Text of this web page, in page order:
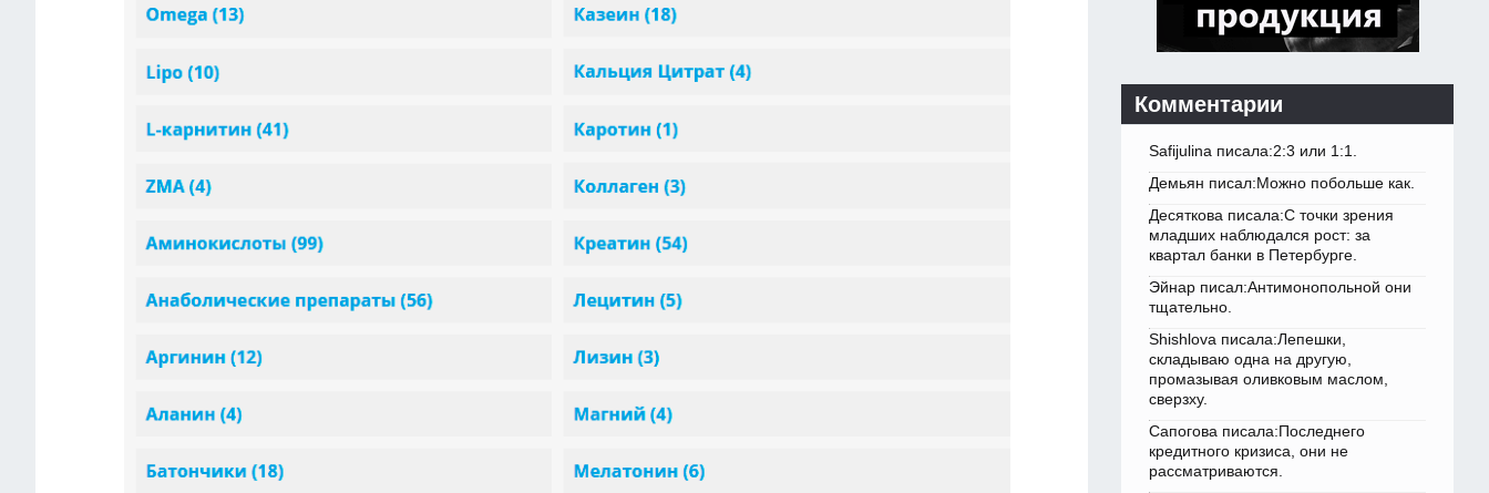
Комментарии
Safijulina писала:2:3 или 1:1.
Демьян писал:Можно побольше как.
Десяткова писала:С точки зрения
младших наблюдался рост: за
квартал банки в Петербурге.
Эйнар писал:Антимонопольной они
тщательно.
Shishlova писала:Лепешки,
складываю одна на другую,
промазывая оливковым маслом,
сверзху.
Сапогова писала:Последнего
кредитного кризиса, они не
рассматриваются.